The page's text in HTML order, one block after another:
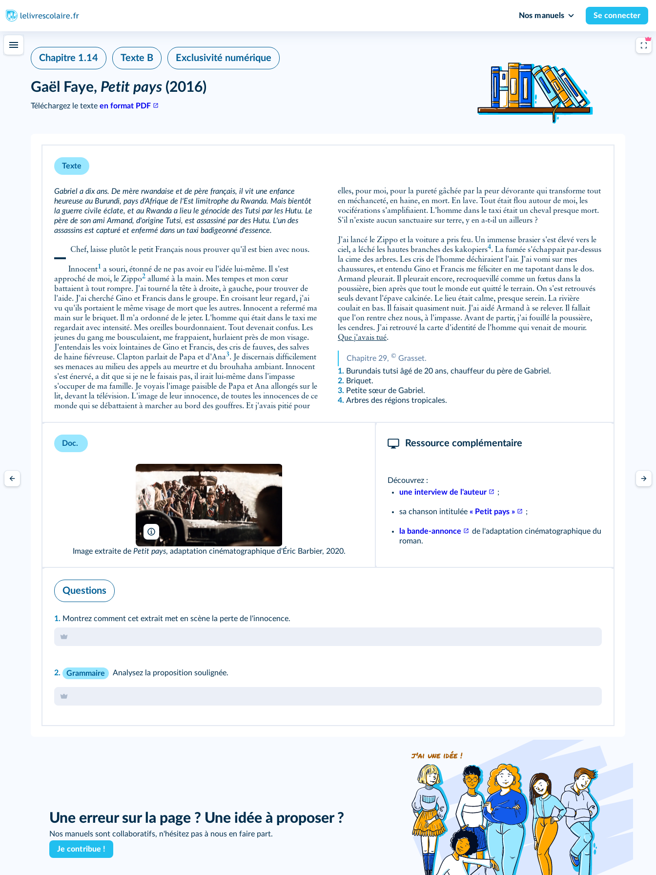
Nos manuels Se connecter
Chapitre 1.14 Texte B Exclusivité numérique
Gaël Faye, Petit pays (2016)
Téléchargez le texte en format PDF
Texte
Gabriel a dix ans. De mère rwandaise et de père français, il vit une enfance
heureuse au Burundi, pays d'Afrique de l'Est limitrophe du Rwanda. Mais bientôt
la guerre civile éclate, et au Rwanda a lieu le génocide des Tutsi par les Hutu. Le
père de son ami Armand, d'origine Tutsi, est assassiné par des Hutu. L'un des
assassins est capturé et enfermé dans un taxi badigeonné d'essence.
– Chef, laisse plutôt le petit Français nous prouver qu'il est bien avec nous.
Innocent1 a souri, étonné de ne pas avoir eu l'idée lui‑même. Il s'est
approché de moi, le Zippo2 allumé à la main. Mes tempes et mon cœur
battaient à tout rompre. J'ai tourné la tête à droite, à gauche, pour trouver de
l'aide. J'ai cherché Gino et Francis dans le groupe. En croisant leur regard, j'ai
vu qu'ils portaient le même visage de mort que les autres. Innocent a refermé ma
main sur le briquet. Il m'a ordonné de le jeter. L'homme qui était dans le taxi me
regardait avec intensité. Mes oreilles bourdonnaient. Tout devenait confus. Les
jeunes du gang me bousculaient, me frappaient, hurlaient près de mon visage.
J'entendais les voix lointaines de Gino et Francis, des cris de fauves, des salves
de haine fiévreuse. Clapton parlait de Papa et d'Ana3. Je discernais difficilement
ses menaces au milieu des appels au meurtre et du brouhaha ambiant. Innocent
s'est énervé, a dit que si je ne le faisais pas, il irait lui‑même dans l'impasse
s'occuper de ma famille. Je voyais l'image paisible de Papa et Ana allongés sur le
lit, devant la télévision. L'image de leur innocence, de toutes les innocences de ce
monde qui se débattaient à marcher au bord des gouffres. Et j'avais pitié pour
elles, pour moi, pour la pureté gâchée par la peur dévorante qui transforme tout
en méchanceté, en haine, en mort. En lave. Tout était flou autour de moi, les
vociférations s'amplifiaient. L'homme dans le taxi était un cheval presque mort.
S'il n'existe aucun sanctuaire sur terre, y en a‑t‑il un ailleurs ?
J'ai lancé le Zippo et la voiture a pris feu. Un immense brasier s'est élevé vers le
ciel, a léché les hautes branches des kakopiers4. La fumée s'échappait par‑dessus
la cime des arbres. Les cris de l'homme déchiraient l'air. J'ai vomi sur mes
chaussures, et entendu Gino et Francis me féliciter en me tapotant dans le dos.
Armand pleurait. Il pleurait encore, recroquevillé comme un fœtus dans la
poussière, bien après que tout le monde eut quitté le terrain. On s'est retrouvés
seuls devant l'épave calcinée. Le lieu était calme, presque serein. La rivière
coulait en bas. Il faisait quasiment nuit. J'ai aidé Armand à se relever. Il fallait
que l'on rentre chez nous, à l'impasse. Avant de partir, j'ai fouillé la poussière,
les cendres. J'ai retrouvé la carte d'identité de l'homme qui venait de mourir.
Que j'avais tué.
Chapitre 29, © Grasset.
1. Burundais tutsi âgé de 20 ans, chauffeur du père de Gabriel.
2. Briquet.
3. Petite sœur de Gabriel.
4. Arbres des régions tropicales.
Doc.
Jerico Films /Super 8 Production/Pathe/France 2 Cinema/Scope Pictures/Christophel
Image extraite de Petit pays, adaptation cinématographique d'Éric Barbier, 2020.
Ressource complémentaire
Découvrez :
une interview de l'auteur
;
sa chanson intitulée « Petit pays » ;
la bande‑annonce
de l'adaptation cinématographique du
roman.
Questions
1. Montrez comment cet extrait met en scène la perte de l'innocence.
2. Grammaire Analysez la proposition soulignée.
Une erreur sur la page ? Une idée à proposer ?
Nos manuels sont collaboratifs, n'hésitez pas à nous en faire part.
Je contribue !
j'ai une idée !